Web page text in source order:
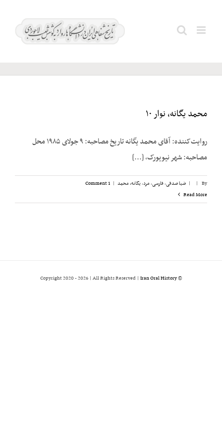
رضایی؛
محمد یگانه، نوار ۱۰
روایت‌کننده: آقای محمد یگانه تاریخ مصاحبه: ۹ جولای ۱۹۸۵ محل
مصاحبه: شهر نیویورک، [...]
By
|
| ضیا صدقی,فارسی,مرد,یگانه، محمد |
1 Comment
Read More
© Copyright 2020 -
2026 | All Rights Reserved | Iran Oral History